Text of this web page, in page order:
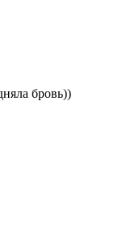
бровь))